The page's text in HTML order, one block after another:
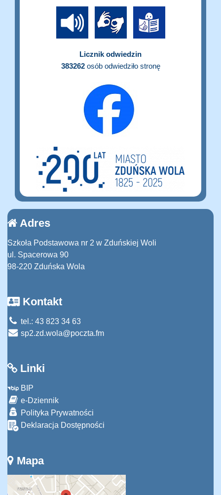
Licznik odwiedzin
383262osób odwiedziło stronę
Adres
Szkoła Podstawowa nr 2 w Zduńskiej Woli
ul. Spacerowa 90
98-220 Zduńska Wola
Kontakt
tel.: 43 823 34 63
sp2.zd.wola@poczta.fm
Linki
BIP
e-Dziennik
Polityka Prywatności
Deklaracja Dostępności
Mapa